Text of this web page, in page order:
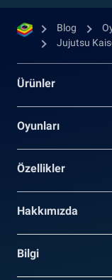
Blog
Jujutsu
Ürünler
Oyunları
Özellikler
Hakkımızda
Bilgi